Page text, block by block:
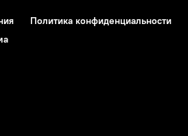
Политика конфиденциальности